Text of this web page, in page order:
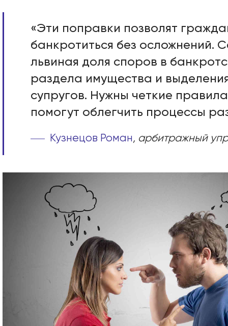
«Эти поправки позволят
банкротиться без осложнений.
львиная доля споров в
раздела имущества и
супругов. Нужны четкие
помогут облегчить процессы
Кузнецов Роман, арбитражный